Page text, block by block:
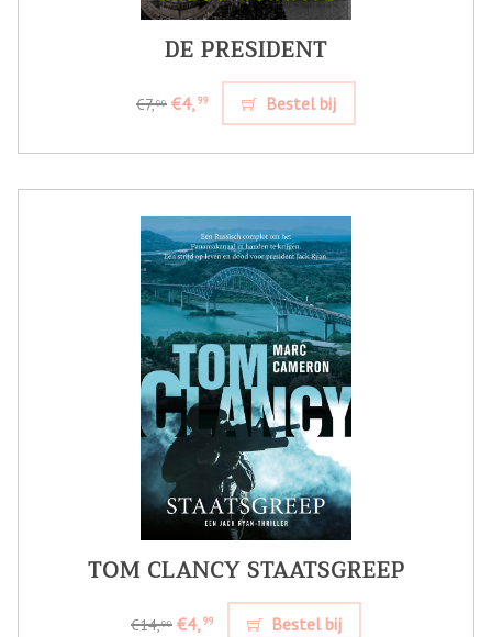
DE PRESIDENT
€7,99 €4,99 Bestel bij
TOM CLANCY STAATSGREEP
€14,99 €4,99 Bestel bij